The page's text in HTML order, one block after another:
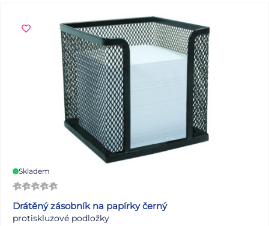
Skladem
Drátěný zásobník na papírky černý
protiskluzové podložky